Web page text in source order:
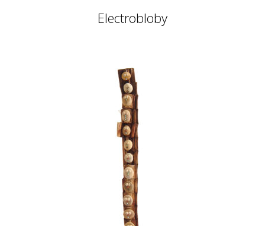
Electrobloby